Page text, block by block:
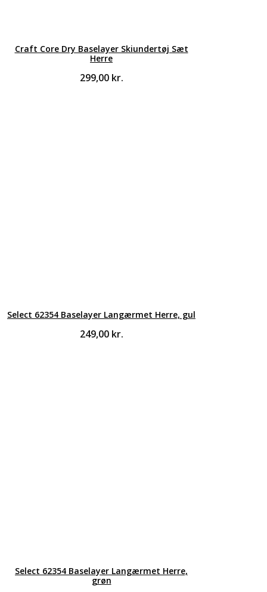
Craft Core Dry Baselayer Skiundertøj Sæt
Herre
299,00 kr.
Select 62354 Baselayer Langærmet Herre, gul
249,00 kr.
Select 62354 Baselayer Langærmet Herre,
grøn